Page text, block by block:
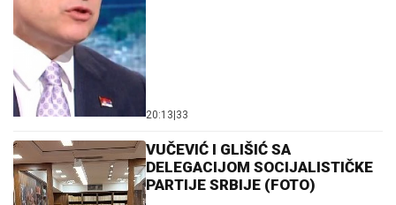
20:13 33
VUČEVIĆ I GLIŠIĆ SA
DELEGACIJOM SOCIJALISTIČKE
PARTIJE SRBIJE (FOTO)